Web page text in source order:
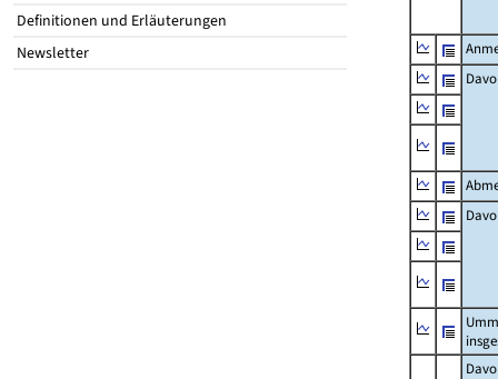
Definitionen und Erläuterungen
Newsletter